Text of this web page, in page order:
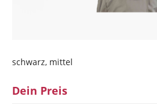
schwarz, mittel
Dein Preis